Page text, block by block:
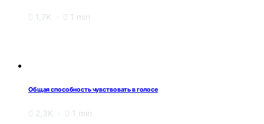
1,7K 1 min
Общая способность чувствовать в голосе
2,3K 1 min